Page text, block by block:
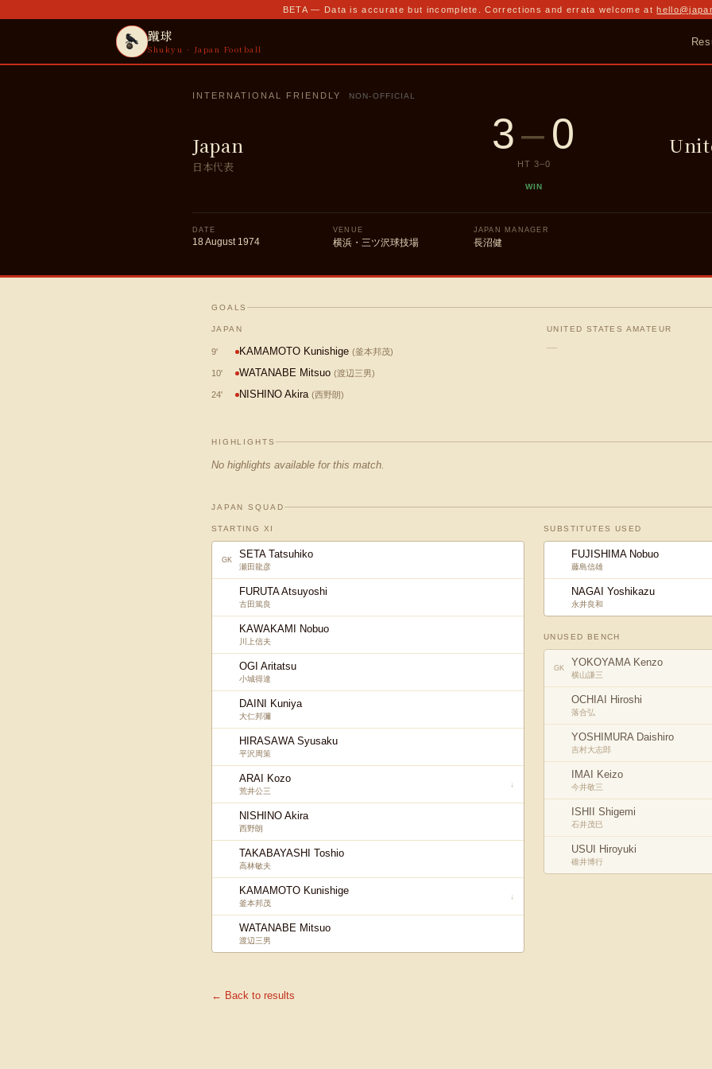
BETA — Data is accurate but incomplete. Corrections and errata welcome at
蹴球
Shukyu · Japan Football
INTERNATIONAL FRIENDLY NON-OFFICIAL
Japan
日本代表
3–0
HT 3–0
WIN
DATE
18 August 1974
VENUE
横浜・三ツ沢球技場
JAPAN MANAGER
長沼健
GOALS
JAPAN
9' KAMAMOTO Kunishige (釜本邦茂)
10' WATANABE Mitsuo (渡辺三男)
24' NISHINO Akira (西野朗)
UNITED STATES AMATEUR
—
HIGHLIGHTS
No highlights available for this match.
JAPAN SQUAD
STARTING XI
GK SETA Tatsuhiko
瀬田龍彦
FURUTA Atsuyoshi
古田篤良
KAWAKAMI Nobuo
川上信夫
OGI Aritatsu
小城得達
DAINI Kuniya
大仁邦彌
HIRASAWA Syusaku
平沢周策
ARAI Kozo
荒井公三
↓
NISHINO Akira
西野朗
TAKABAYASHI Toshio
高林敏夫
KAMAMOTO Kunishige
釜本邦茂
↓
WATANABE Mitsuo
渡辺三男
SUBSTITUTES USED
FUJISHIMA Nobuo
藤島信雄
NAGAI Yoshikazu
永井良和
UNUSED BENCH
GK YOKOYAMA Kenzo
横山謙三
OCHIAI Hiroshi
落合弘
YOSHIMURA Daishiro
吉村大志郎
IMAI Keizo
今井敬三
ISHII Shigemi
石井茂巳
USUI Hiroyuki
碓井博行
← Back to results